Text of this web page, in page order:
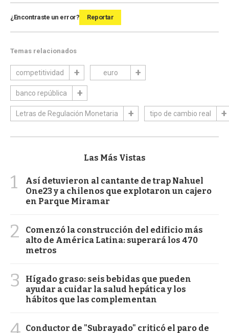
¿Encontraste un error? Reportar
Temas relacionados
competitividad euro
banco república
Letras de Regulación Monetaria tipo de cambio real
Las Más Vistas
1
Así detuvieron al cantante de trap Nahuel
One23 y a chilenos que explotaron un cajero
en Parque Miramar
2
Comenzó la construcción del edificio más
alto de América Latina: superará los 470
metros
3
Hígado graso: seis bebidas que pueden
ayudar a cuidar la salud hepática y los
hábitos que las complementan
Conductor de "Subrayado" criticó el paro de